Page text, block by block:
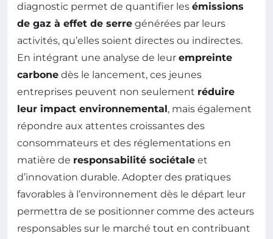
diagnostic permet de quantifier les émissions
de gaz à effet de serre générées par leurs
activités, qu’elles soient directes ou indirectes.
En intégrant une analyse de leur empreinte
carbone dès le lancement, ces jeunes
entreprises peuvent non seulement réduire
leur impact environnemental, mais également
répondre aux attentes croissantes des
consommateurs et des réglementations en
matière de responsabilité sociétale et
d’innovation durable. Adopter des pratiques
favorables à l’environnement dès le départ leur
permettra de se positionner comme des acteurs
responsables sur le marché tout en contribuant